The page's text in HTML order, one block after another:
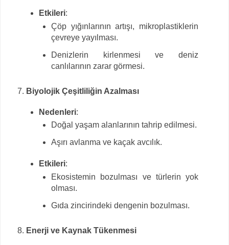
Etkileri:
Çöp yığınlarının artışı, mikroplastiklerin
çevreye yayılması.
Denizlerin kirlenmesi ve deniz
canlılarının zarar görmesi.
Biyolojik Çeşitliliğin Azalması
Nedenleri:
Doğal yaşam alanlarının tahrip edilmesi.
Aşırı avlanma ve kaçak avcılık.
Etkileri:
Ekosistemin bozulması ve türlerin yok
olması.
Gıda zincirindeki dengenin bozulması.
Enerji ve Kaynak Tükenmesi